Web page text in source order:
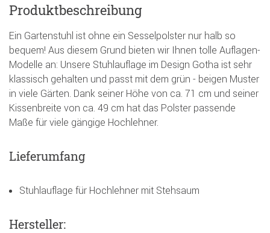
Produktbeschreibung
Ein Gartenstuhl ist ohne ein Sesselpolster nur halb so
bequem! Aus diesem Grund bieten wir Ihnen tolle Auflagen-
Modelle an: Unsere Stuhlauflage im Design Gotha ist sehr
klassisch gehalten und passt mit dem grün - beigen Muster
in viele Gärten. Dank seiner Höhe von ca. 71 cm und seiner
Kissenbreite von ca. 49 cm hat das Polster passende
Maße für viele gängige Hochlehner.
Lieferumfang
Stuhlauflage für Hochlehner mit Stehsaum
Hersteller: